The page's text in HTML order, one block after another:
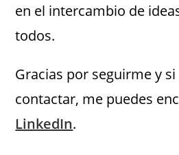
en el intercambio de
todos.
Gracias por seguirme y
contactar, me puedes
LinkedIn.